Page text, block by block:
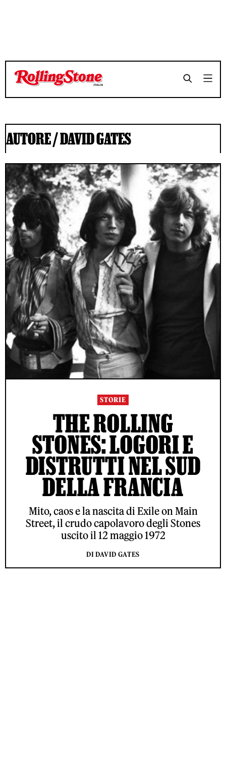
AUTORE /DAVID GATES
STORIE
THE ROLLING
STONES: LOGORI E
DISTRUTTI NEL SUD
DELLA FRANCIA
Mito, caos e la nascita di Exile on Main
Street, il crudo capolavoro degli Stones
uscito il 12 maggio 1972
DI DAVID GATES